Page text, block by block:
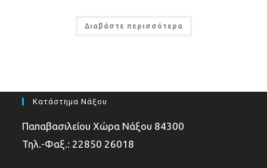
Διαβάστε περισσότερα
Κατάστημα Νάξου
Παπαβασιλείου Χώρα Νάξου 84300
Τηλ.-Φαξ.: 22850 26018